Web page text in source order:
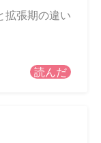
拡張期の違い
読んだ